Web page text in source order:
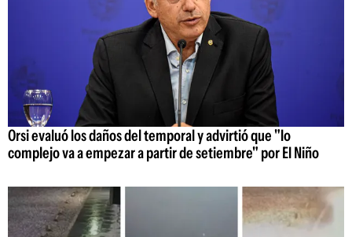
Orsi evaluó los daños del temporal y advirtió que "lo
complejo va a empezar a partir de setiembre" por El Niño